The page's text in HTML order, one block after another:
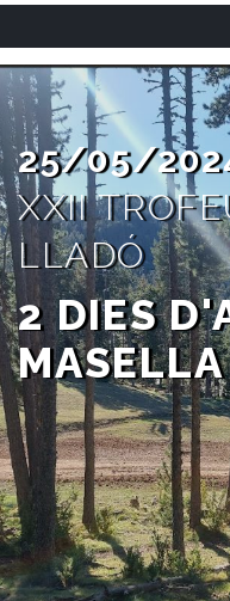
25/05/
XXII
LLADÓ
2 DIES
MASELLA